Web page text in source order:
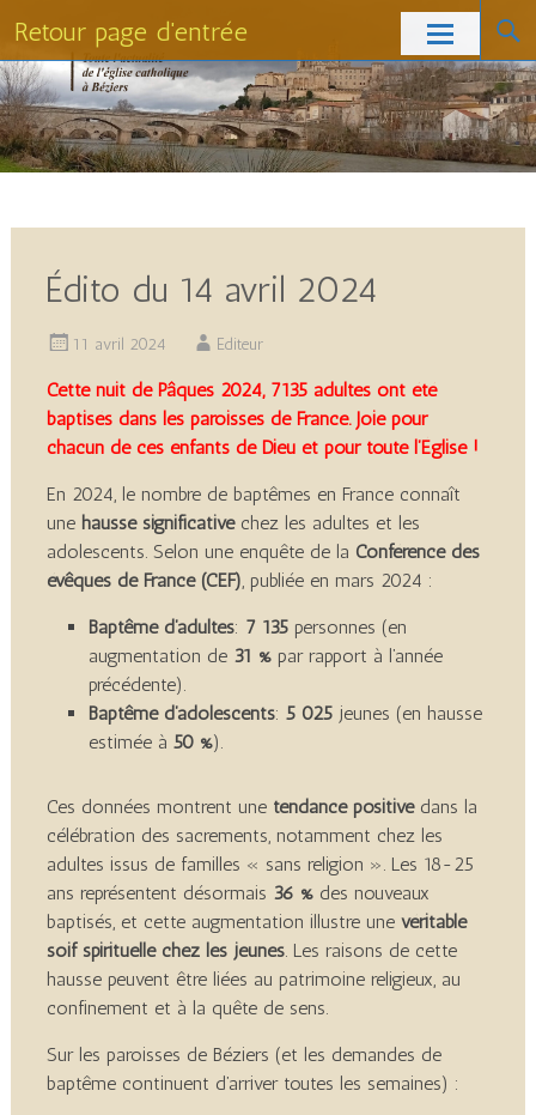
Retour page d'entrée
Skip
to
content
Édito du 14 avril 2024
11 avril 2024 Editeur
Cette nuit de Pâques 2024, 7135 adultes ont été
baptisés dans les paroisses de France. Joie pour
chacun de ces enfants de Dieu et pour toute l’Église !
En 2024, le nombre de baptêmes en France connaît
une hausse significativechez les adultes et les
adolescents. Selon une enquête de la Conférence des
évêques de France (CEF), publiée en mars 2024 :
Baptême d’adultes: 7 135personnes (en
augmentation de 31 %par rapport à l’année
précédente).
Baptême d’adolescents: 5 025jeunes (en hausse
estimée à 50 %).
Ces données montrent une tendance positivedans la
célébration des sacrements, notamment chez les
adultes issus de familles « sans religion ». Les 18-25
ans représentent désormais 36 %des nouveaux
baptisés, et cette augmentation illustre une véritable
soif spirituelle chez les jeunes. Les raisons de cette
hausse peuvent être liées au patrimoine religieux, au
confinement et à la quête de sens.
Sur les paroisses de Béziers (et les demandes de
baptême continuent d’arriver toutes les semaines) :